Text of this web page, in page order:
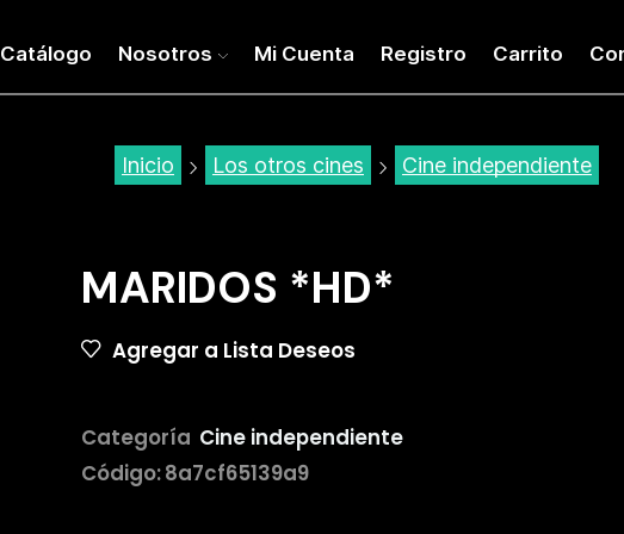
Catálogo Nosotros Mi Cuenta Registro Carrito
Inicio Los otros cines Cine independiente
MARIDOS *HD*
Agregar a Lista Deseos
Categoría Cine independiente
Código:8a7cf65139a9